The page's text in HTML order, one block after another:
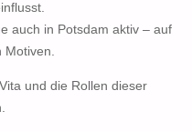
auch in Potsdam aktiv – auf
Motiven.
und die Rollen dieser